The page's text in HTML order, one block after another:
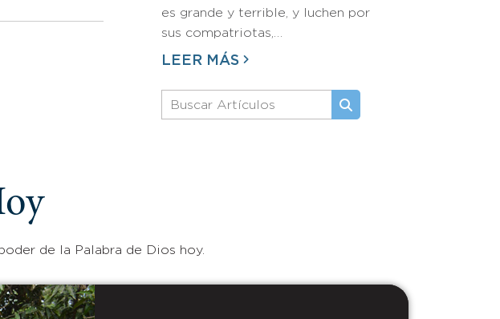
es grande y terrible, y luchen por
sus compatriotas,…
LEER MÁS
de la Palabra de Dios hoy.